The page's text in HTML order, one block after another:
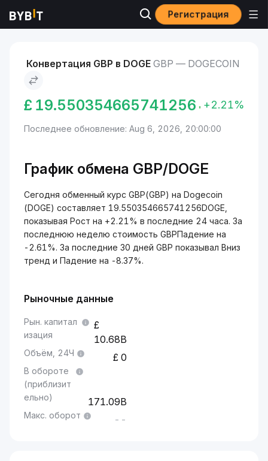
Регистрация
Рынки GBP to Dogecoin
Конвертация GBP в DOGE GBP — DOGECOIN
£ 19.550354665741256 +2.21%
Последнее обновление: Aug 6, 2026, 20:00:00
График обмена GBP/DOGE
Сегодня обменный курс GBP(GBP) на Dogecoin
(DOGE) составляет 19.550354665741256DOGE,
показывая Рост на +2.21% в последние 24 часа. За
последнюю неделю стоимость GBPПадение на
-2.61%. За последние 30 дней GBP показывал Вниз
тренд и Падение на -8.37%.
Рыночные данные
Рын. капитал
изация
10.68B
Объём, 24Ч 0
В обороте
(приблизит
ельно)
171.09B
Макс. оборот --